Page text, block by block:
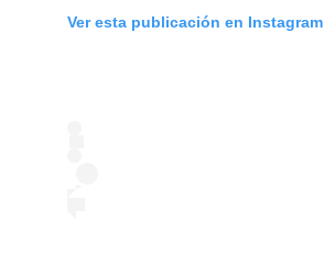
Ver esta publicación en Instagram